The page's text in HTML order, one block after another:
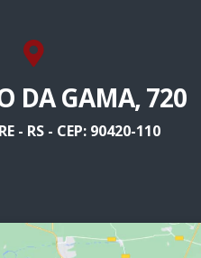
DA GAMA, 720
- RS - CEP: 90420-110